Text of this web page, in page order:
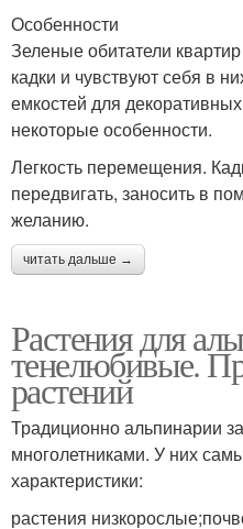
Особенности
Зеленые обитатели
кадки и чувствуют себя в
емкостей для
некоторые особенности.
Легкость перемещения.
передвигать, заносить в
желанию.
читать дальше →
Растения для
тенелюбивые.
растений
Традиционно альпинарии
многолетниками. У них
характеристики:
растения